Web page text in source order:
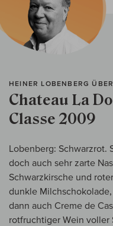
HEINER LOBENBERG
Chateau La
Classe 2009
Lobenberg: Schwarzrot.
doch auch sehr zarte
Schwarzkirsche und
dunkle
dann auch Creme de
rotfruchtiger Wein voller